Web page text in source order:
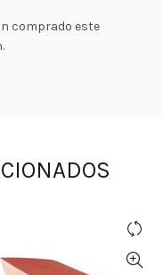
comprado este